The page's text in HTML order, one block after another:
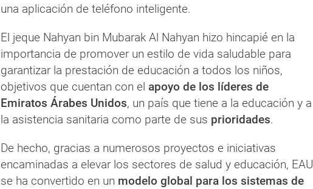
una aplicación de teléfono inteligente.
El jeque Nahyan bin Mubarak Al Nahyan hizo hincapié en la
importancia de promover un estilo de vida saludable para
garantizar la prestación de educación a todos los niños,
objetivos que cuentan con el apoyo de los líderes de
Emiratos Árabes Unidos, un país que tiene a la educación y a
la asistencia sanitaria como parte de sus prioridades.
De hecho, gracias a numerosos proyectos e iniciativas
encaminadas a elevar los sectores de salud y educación, EAU
se ha convertido en un modelo global para los sistemas de